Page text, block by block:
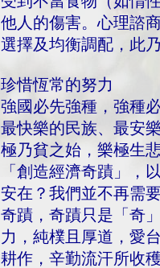
他人的傷害。心理諮
選擇及均衡調配，此
珍惜恆常的努力
強國必先強種，強種
最快樂的民族、最安
極乃貧之始，樂極生
「創造經濟奇蹟」，
安在？我們並不再需
奇蹟，奇蹟只是「奇
力，純樸且厚道，愛
耕作，辛勤流汗所收